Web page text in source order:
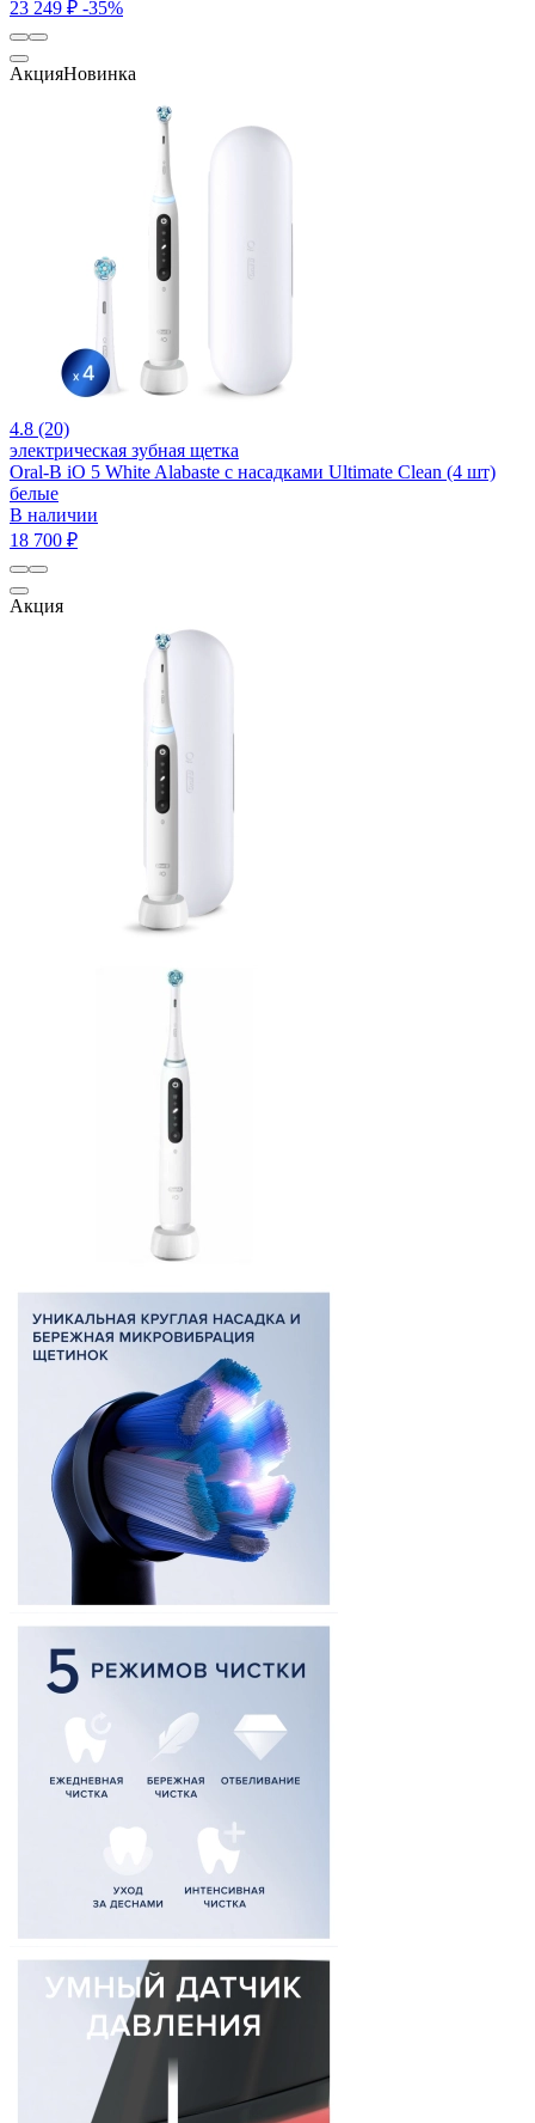
23 249 ₽ -35%
АкцияНовинка
4.8 (20)
электрическая зубная щетка
Oral-B iO 5 White Alabaste с насадками Ultimate Clean (4 шт)
белые
В наличии
18 700 ₽
Акция